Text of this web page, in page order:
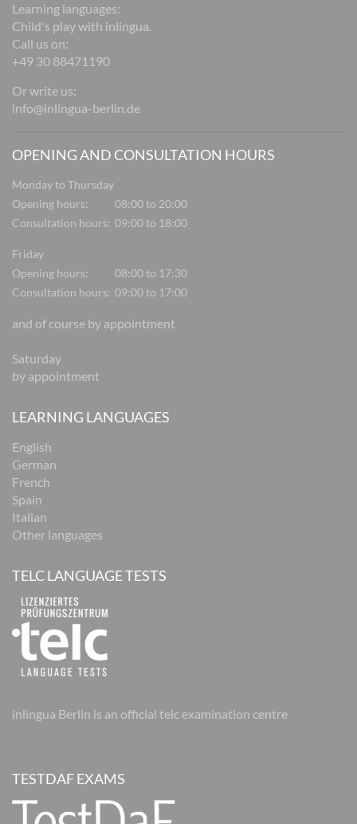
Learning languages:
Child's play with inlingua.
Call us on:
+49 30 88471190
Or write us:
info@inlingua-berlin.de
OPENING AND CONSULTATION HOURS
Monday to Thursday
Opening hours:
08:00 to 20:00
Consultation hours: 09:00 to 18:00
Friday
Opening hours:
08:00 to 17:30
Consultation hours: 09:00 to 17:00
and of course by appointment
Saturday
by appointment
LEARNING LANGUAGES
English
German
French
Spain
Italian
Other languages
TELC LANGUAGE TESTS
inlingua Berlin is an official telc examination centre
TESTDAF EXAMS